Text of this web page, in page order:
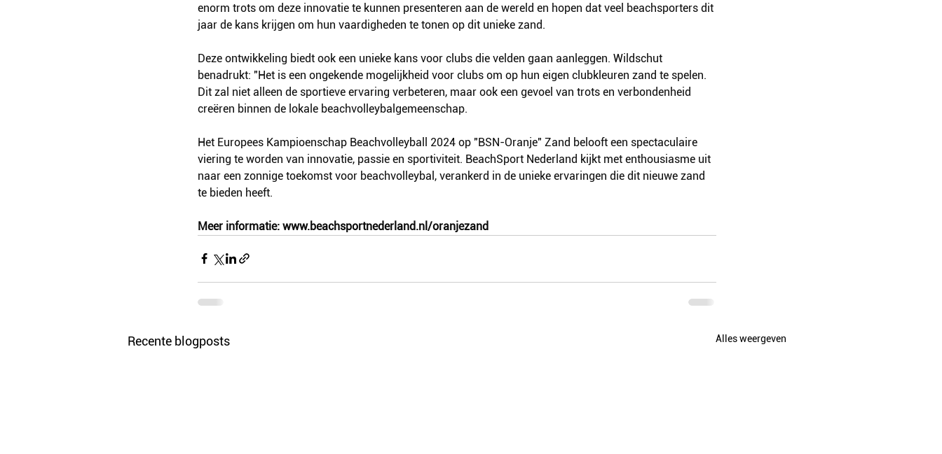
enorm trots om deze innovatie te kunnen presenteren aan de wereld en hopen dat veel beachsporters dit
jaar de kans krijgen om hun vaardigheden te tonen op dit unieke zand.
Deze ontwikkeling biedt ook een unieke kans voor clubs die velden gaan aanleggen. Wildschut
benadrukt: "Het is een ongekende mogelijkheid voor clubs om op hun eigen clubkleuren zand te spelen.
Dit zal niet alleen de sportieve ervaring verbeteren, maar ook een gevoel van trots en verbondenheid
creëren binnen de lokale beachvolleybalgemeenschap.
Het Europees Kampioenschap Beachvolleyball 2024 op "BSN-Oranje" Zand belooft een spectaculaire
viering te worden van innovatie, passie en sportiviteit. BeachSport Nederland kijkt met enthousiasme uit
naar een zonnige toekomst voor beachvolleybal, verankerd in de unieke ervaringen die dit nieuwe zand
te bieden heeft.
Meer informatie: www.beachsportnederland.nl/oranjezand
Recente blogposts Alles weergeven